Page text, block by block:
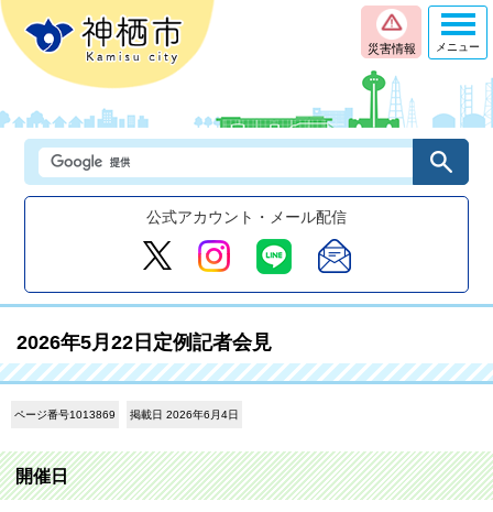
災害情報
公式アカウント・メール配信
メニュー
2026年5月22日定例記者会見
ページ番号1013869 掲載日 2026年6月4日
開催日